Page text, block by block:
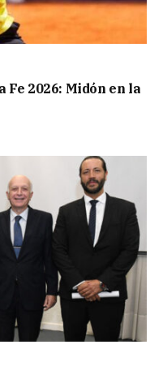
Fe 2026: Midón en la